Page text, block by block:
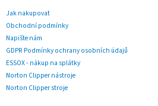
Jak nakupovat
Obchodní podmínky
Napište nám
GDPR Podmínky ochrany osobních údajů
ESSOX - nákup na splátky
Norton Clipper nástroje
Norton Clipper stroje